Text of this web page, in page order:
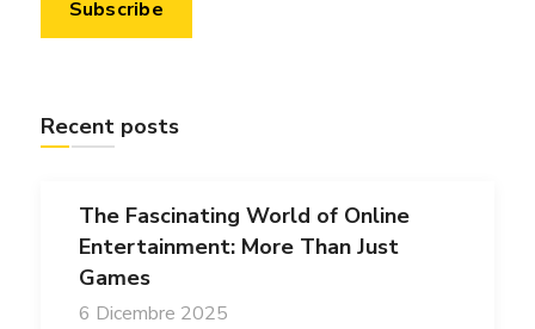
Recent posts
The Fascinating World of Online
Entertainment: More Than Just
Games
6 Dicembre 2025